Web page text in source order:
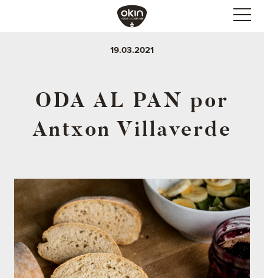
19.03.2021
ODA AL PAN por
Antxon Villaverde